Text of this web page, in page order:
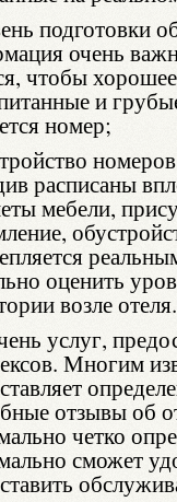
подготовки
очень
чтобы
и
номер;
расписаны
мебели,
оценить
возле отеля.
услуг,
Многим
отзывы об
четко
сможет